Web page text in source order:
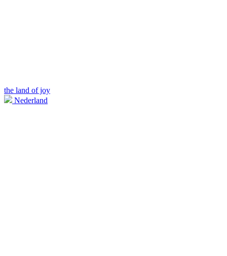
the land of joy
Nederland